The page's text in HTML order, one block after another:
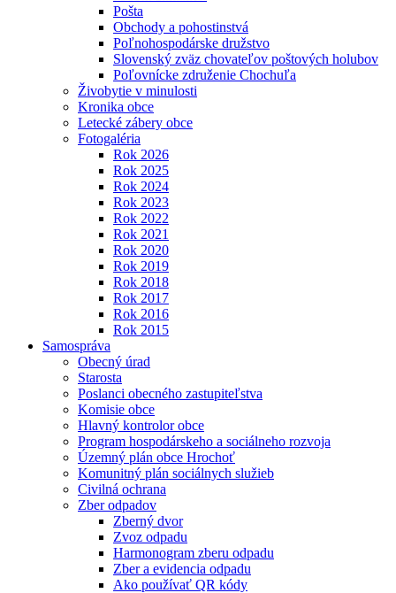
Pošta
Obchody a pohostinstvá
Poľnohospodárske družstvo
Slovenský zväz chovateľov poštových holubov
Poľovnícke združenie Chochuľa
Živobytie v minulosti
Kronika obce
Letecké zábery obce
Fotogaléria
Rok 2026
Rok 2025
Rok 2024
Rok 2023
Rok 2022
Rok 2021
Rok 2020
Rok 2019
Rok 2018
Rok 2017
Rok 2016
Rok 2015
Samospráva
Obecný úrad
Starosta
Poslanci obecného zastupiteľstva
Komisie obce
Hlavný kontrolor obce
Program hospodárskeho a sociálneho rozvoja
Územný plán obce Hrochoť
Komunitný plán sociálnych služieb
Civilná ochrana
Zber odpadov
Zberný dvor
Zvoz odpadu
Harmonogram zberu odpadu
Zber a evidencia odpadu
Ako používať QR kódy